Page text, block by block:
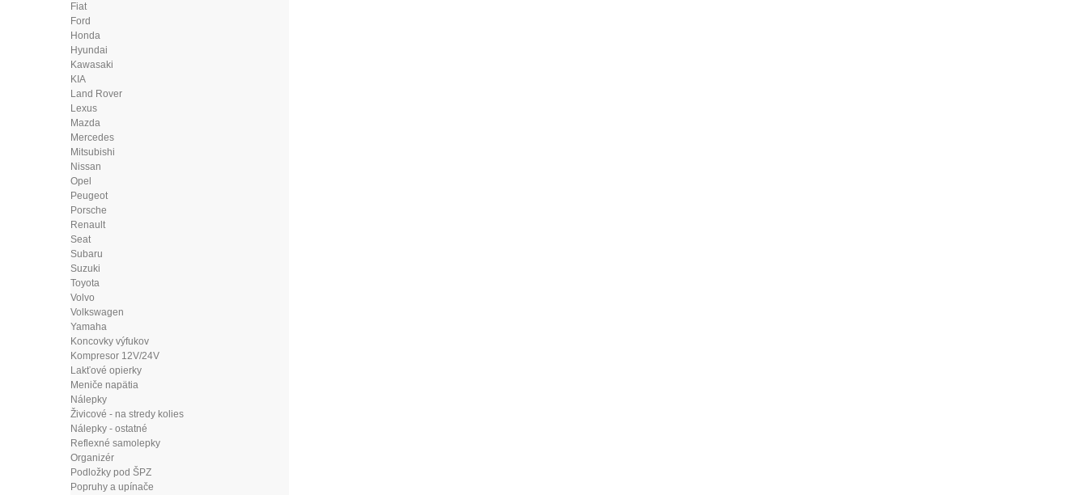
Fiat
Ford
Honda
Hyundai
Kawasaki
KIA
Land Rover
Lexus
Mazda
Mercedes
Mitsubishi
Nissan
Opel
Peugeot
Porsche
Renault
Seat
Subaru
Suzuki
Toyota
Volvo
Volkswagen
Yamaha
Koncovky výfukov
Kompresor 12V/24V
Lakťové opierky
Meniče napätia
Nálepky
Živicové - na stredy kolies
Nálepky - ostatné
Reflexné samolepky
Organizér
Podložky pod ŠPZ
Popruhy a upínače